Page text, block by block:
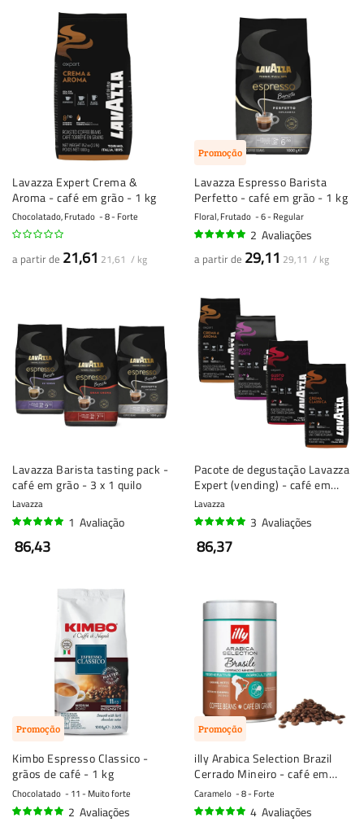
Lavazza Expert Crema &
Aroma - café em grão - 1 kg
Chocolatado, Frutado 8 - Forte
a partir de 21,61 21,61 / kg
Promoção
Lavazza Espresso Barista
Perfetto - café em grão - 1 kg
Floral, Frutado 6 - Regular
2 Avaliações
a partir de 29,11 29,11 / kg
Lavazza Barista tasting pack -
café em grão - 3 x 1 quilo
Lavazza
1 Avaliação
86,43
Pacote de degustação Lavazza
Expert (vending) - café em
grão - 4 x 1 quilo
Lavazza
3 Avaliações
86,37
Promoção
Kimbo Espresso Classico -
grãos de café - 1 kg
Chocolatado 11 - Muito forte
2 Avaliações
Promoção
illy Arabica Selection Brazil
Cerrado Mineiro - café em
grão - 250 gramas
Caramelo 8 - Forte
4 Avaliações